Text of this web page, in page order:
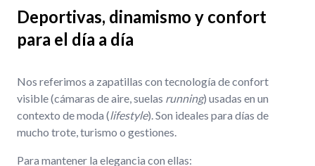
Deportivas, dinamismo y confort
para el día a día
Nos referimos a zapatillas con tecnología de confort
visible (cámaras de aire, suelas running) usadas en un
contexto de moda (lifestyle). Son ideales para días de
mucho trote, turismo o gestiones.
Para mantener la elegancia con ellas: